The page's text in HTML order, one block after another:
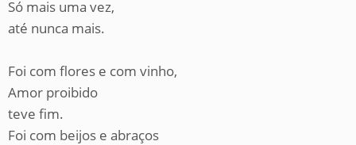
Só mais uma vez,
até nunca mais.
Foi com flores e com vinho,
Amor proibido
teve fim.
Foi com beijos e abraços